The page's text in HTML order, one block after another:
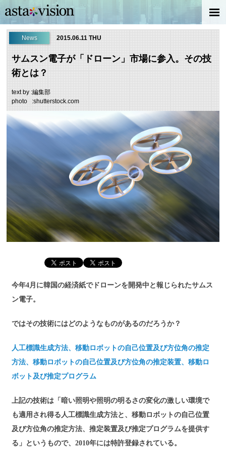
News 2015.06.11 THU
サムスン電子が「ドローン」市場に参入。その技
術とは？
text by :編集部
photo :shutterstock.com
今年4月に韓国の経済紙でドローンを開発中と報じられたサムス
ン電子。
ではその技術にはどのようなものがあるのだろうか？
人工標識生成方法、移動ロボットの自己位置及び方位角の推定
方法、移動ロボットの自己位置及び方位角の推定装置、移動ロ
ボット及び推定プログラム
上記の技術は「暗い照明や照明の明るさの変化の激しい環境で
も適用され得る人工標識生成方法と、移動ロボットの自己位置
及び方位角の推定方法、推定装置及び推定プログラムを提供す
る」というもので、2010年には特許登録されている。